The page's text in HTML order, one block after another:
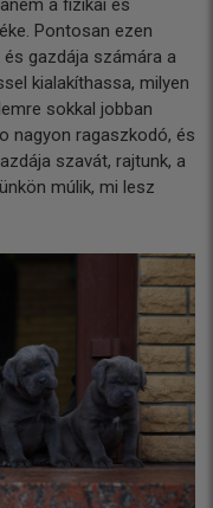
a fizikai és
Pontosan ezen
gazdája számára a
kialakíthassa, milyen
sokkal jobban
nagyon ragaszkodó, és
szavát, rajtunk, a
múlik, mi lesz